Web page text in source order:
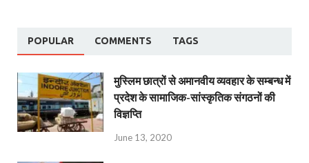
POPULAR COMMENTS TAGS
मुस्लिम छात्रों से अमानवीय व्यवहार के सम्बन्ध में
प्रदेश के सामाजिक-सांस्कृतिक संगठनों की
विज्ञप्ति
June 13, 2020